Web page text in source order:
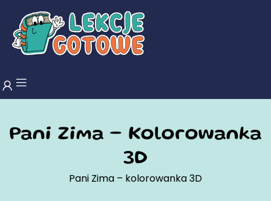
Pani Zima – Kolorowanka
3D
Pani Zima – kolorowanka 3D